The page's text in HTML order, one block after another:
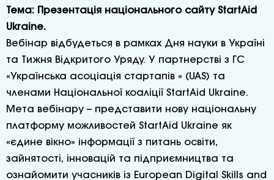
Тема: Презентація національного сайту StartAid
Ukraine.
Вебінар відбудеться в рамках Дня науки в Україні
та Тижня Відкритого Уряду. У партнерстві з ГС
«Українська асоціація стартапів » (UAS) та
членами Національної коаліції StartAid Ukraine.
Мета вебінару – представити нову національну
платформу можливостей StartAid Ukraine як
«єдине вікно» інформації з питань освіти,
зайнятості, інновацій та підприємництва та
ознайомити учасників із European Digital Skills and